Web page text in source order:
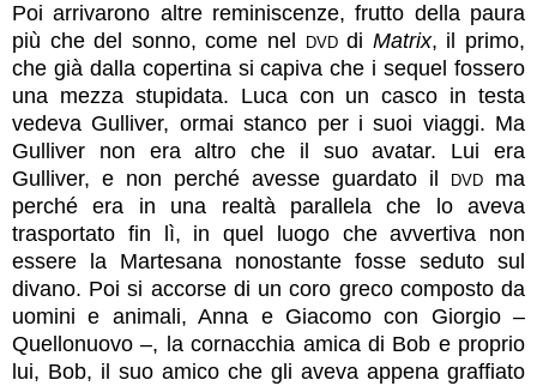
Poi arrivarono altre reminiscenze, frutto della paura
più che del sonno, come nel dvddi Matrix, il primo,
che già dalla copertina si capiva che i sequel fossero
una mezza stupidata. Luca con un casco in testa
vedeva Gulliver, ormai stanco per i suoi viaggi. Ma
Gulliver non era altro che il suo avatar. Lui era
Gulliver, e non perché avesse guardato il dvd ma
perché era in una realtà parallela che lo aveva
trasportato fin lì, in quel luogo che avvertiva non
essere la Martesana nonostante fosse seduto sul
divano. Poi si accorse di un coro greco composto da
uomini e animali, Anna e Giacomo con Giorgio –
Quellonuovo –, la cornacchia amica di Bob e proprio
lui, Bob, il suo amico che gli aveva appena graffiato